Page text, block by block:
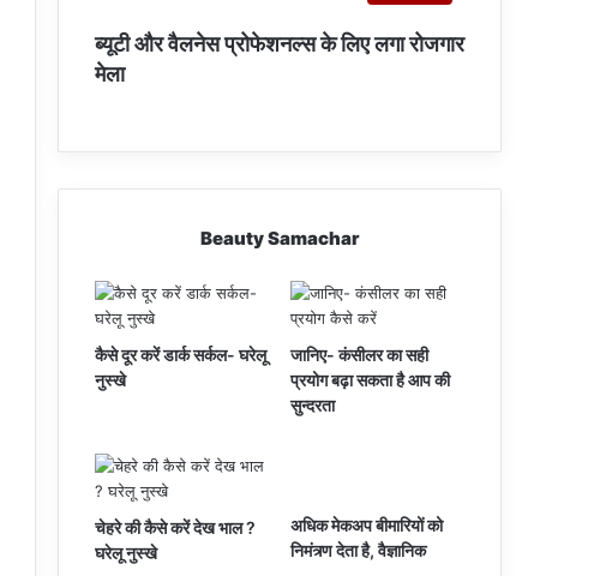
ब्यूटी और वैलनेस प्रोफेशनल्स के लिए लगा रोजगार
मेला
Beauty Samachar
कैसे दूर करें डार्क सर्कल- घरेलू
नुस्खे
जानिए- कंसीलर का सही
प्रयोग बढ़ा सकता है आप की
सुन्दरता
चेहरे की कैसे करें देख भाल ?
घरेलू नुस्खे
अधिक मेकअप बीमारियों को
निमंत्र्ण देता है, वैज्ञानिक